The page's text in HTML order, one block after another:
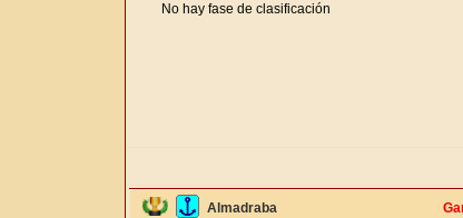
No hay fase de clasificación
Almadraba